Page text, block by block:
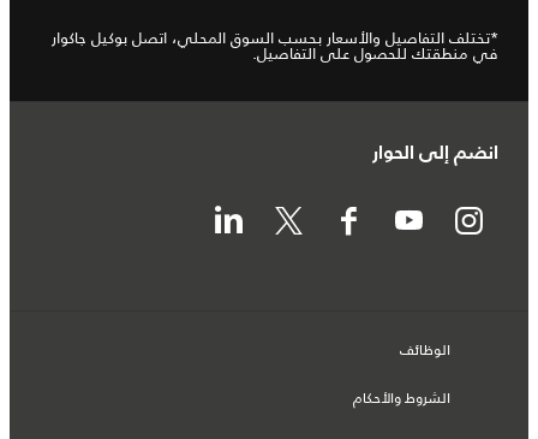
*تختلف التفاصيل والأسعار بحسب السوق المحلي، اتصل بوكيل جاكوار
في منطقتك للحصول على التفاصيل.
انضم إلى الحوار
الوظائف
الشروط والأحكام